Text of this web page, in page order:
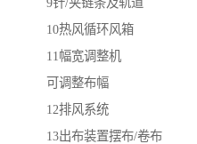
9针/夹链条及轨道
10热风循环风箱
11幅宽调整机
可调整布幅
12排风系统
13出布装置摆布/卷布